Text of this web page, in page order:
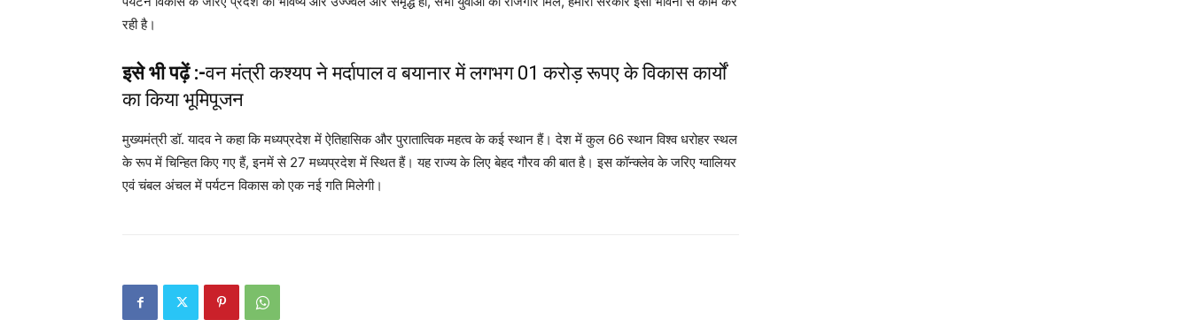
रही है।
इसे भी पढ़ें :-वन मंत्री कश्यप ने मर्दापाल व बयानार में लगभग 01 करोड़ रूपए के विकास कार्यों
का किया भूमिपूजन
मुख्यमंत्री डॉ. यादव ने कहा कि मध्यप्रदेश में ऐतिहासिक और पुरातात्विक महत्व के कई स्थान हैं। देश में कुल 66 स्थान विश्व धरोहर स्थल
के रूप में चिन्हित किए गए हैं, इनमें से 27 मध्यप्रदेश में स्थित हैं। यह राज्य के लिए बेहद गौरव की बात है। इस कॉन्क्लेव के जरिए ग्वालियर
एवं चंबल अंचल में पर्यटन विकास को एक नई गति मिलेगी।